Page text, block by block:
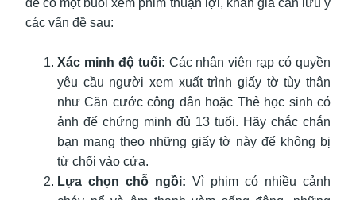
các vấn đề sau:
Xác minh độ tuổi: Các nhân viên rạp có quyền
yêu cầu người xem xuất trình giấy tờ tùy thân
như Căn cước công dân hoặc Thẻ học sinh có
ảnh để chứng minh đủ 13 tuổi. Hãy chắc chắn
bạn mang theo những giấy tờ này để không bị
từ chối vào cửa.
Lựa chọn chỗ ngồi: Vì phim có nhiều cảnh